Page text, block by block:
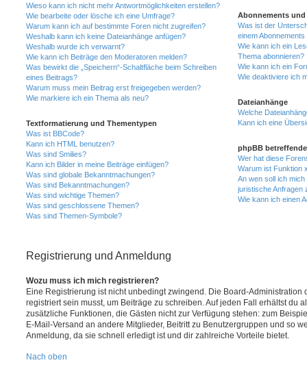
Wieso kann ich nicht mehr Antwortmöglichkeiten erstellen?
Wie bearbeite oder lösche ich eine Umfrage?
Warum kann ich auf bestimmte Foren nicht zugreifen?
Weshalb kann ich keine Dateianhänge anfügen?
Weshalb wurde ich verwarnt?
Wie kann ich Beiträge den Moderatoren melden?
Was bewirkt die „Speichern“-Schaltfläche beim Schreiben
eines Beitrags?
Warum muss mein Beitrag erst freigegeben werden?
Wie markiere ich ein Thema als neu?
Textformatierung und Thementypen
Was ist BBCode?
Kann ich HTML benutzen?
Was sind Smilies?
Kann ich Bilder in meine Beiträge einfügen?
Was sind globale Bekanntmachungen?
Was sind Bekanntmachungen?
Was sind wichtige Themen?
Was sind geschlossene Themen?
Was sind Themen-Symbole?
Abonnements und
Was ist der
einem
Wie kann ich ein
Thema abonnieren?
Wie kann ich ein
Wie deaktiviere ich
Dateianhänge
Welche
Kann ich eine
phpBB
Wer hat diese
Warum ist Funktion
An wen soll ich
juristische Anfragen
Wie kann ich einen
Registrierung und Anmeldung
Wozu muss ich mich registrieren?
Eine Registrierung ist nicht unbedingt zwingend. Die Board-Administration
registriert sein musst, um Beiträge zu schreiben. Auf jeden Fall erhältst du
zusätzliche Funktionen, die Gästen nicht zur Verfügung stehen: zum
E-Mail-Versand an andere Mitglieder, Beitritt zu Benutzergruppen und so
Anmeldung, da sie schnell erledigt ist und dir zahlreiche Vorteile bietet.
Nach oben